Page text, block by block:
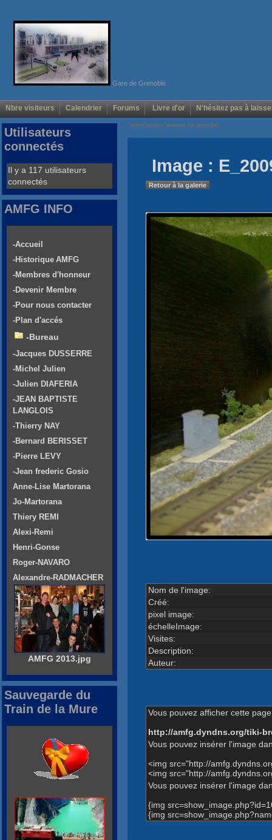
Gare de Grenoble
Nbre visiteurs Calendrier Forums Livre d'or N'hésitez pas à
Voir/Cacher menus de gauche
Image :
Retour à la galerie
Nom de l'image:
Créé:
pixel image:
échelleImage:
Visites:
Description:
Auteur:
Vous pouvez afficher cette
http://amfg.dyndns.org/tiki-
Vous pouvez insérer l'image
<img src="http://
<img src="http://
Vous pouvez insérer l'image
{img
{img
Utilisateurs
connectés
Il y a 117 utilisateurs
connectés
AMFG INFO
-Accueil
-Historique AMFG
-Membres d'honneur
-Devenir Membre
-Pour nous contacter
-Plan d'accés
-Bureau
-Jacques DUSSERRE
-Michel Julien
-Julien DIAFERIA
-JEAN BAPTISTE
LANGLOIS
-Thierry NAY
-Bernard BERISSET
-Pierre LEVY
-Jean frederic Gosio
Anne-Lise Martorana
Jo-Martorana
Thiery REMI
Alexi-Remi
Henri-Gonse
Roger-NAVARO
Alexandre-RADMACHER
AMFG 2013.jpg
Sauvegarde du
Train de la Mure